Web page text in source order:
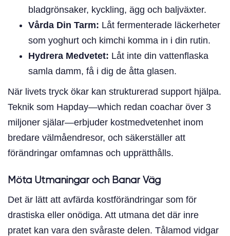
bladgrönsaker, kyckling, ägg och baljväxter.
Vårda Din Tarm: Låt fermenterade läckerheter
som yoghurt och kimchi komma in i din rutin.
Hydrera Medvetet: Låt inte din vattenflaska
samla damm, få i dig de åtta glasen.
När livets tryck ökar kan strukturerad support hjälpa.
Teknik som Hapday—which redan coachar över 3
miljoner själar—erbjuder kostmedvetenhet inom
bredare välmåendresor, och säkerställer att
förändringar omfamnas och upprätthålls.
Möta Utmaningar och Banar Väg
Det är lätt att avfärda kostförändringar som för
drastiska eller onödiga. Att utmana det där inre
pratet kan vara den svåraste delen. Tålamod vidgar